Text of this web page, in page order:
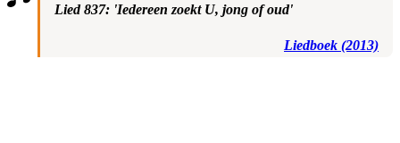
Lied 837: 'Iedereen zoekt U, jong of oud'
Liedboek (2013)